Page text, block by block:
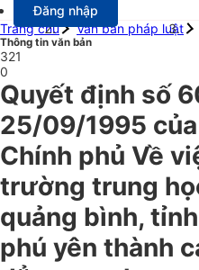
Đăng nhập
Trang chủ
Văn bản pháp luật
Thông tin văn bản
321
0
Quyết định số
25/09/1995
Chính phủ Về
trường trung
quảng bình,
phú yên thành